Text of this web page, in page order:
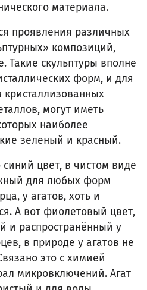
материала.
проявления различных
композиций,
Такие скульптуры вполне
форм, и для
кристаллизованных
могут иметь
наиболее
зеленый и красный.
синий цвет, в чистом виде
для любых форм
у агатов, хоть и
А вот фиолетовый цвет,
и распространённый у
в природе у агатов не
это с химией
микровключений. Агат